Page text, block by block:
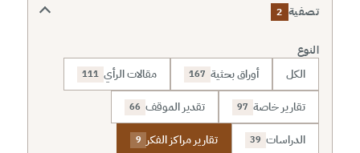
تصفية 2
النوع
الكل أوراق بحثية 167 مقالات الرأي 111
تقارير خاصة 97 تقدير الموقف 66
الدراسات 39 تقارير مراكز الفكر 9